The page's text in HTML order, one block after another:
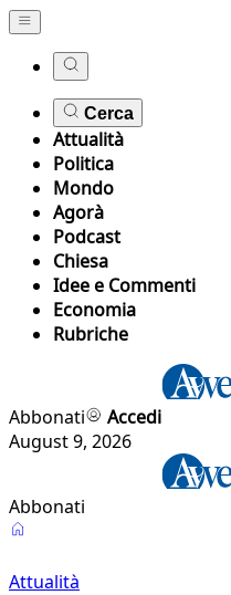
Cerca
Attualità
Politica
Mondo
Agorà
Podcast
Chiesa
Idee e Commenti
Economia
Rubriche
Abbonati
Accedi
August 9, 2026
Abbonati
Attualità